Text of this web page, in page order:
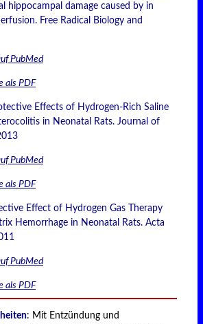
hippocampal damage caused by in
Free Radical Biology and
PubMed
als PDF
Effects of Hydrogen-Rich Saline
in Neonatal Rats. Journal of
PubMed
als PDF
Effect of Hydrogen Gas Therapy
Hemorrhage in Neonatal Rats. Acta
PubMed
als PDF
: Mit Entzündung und